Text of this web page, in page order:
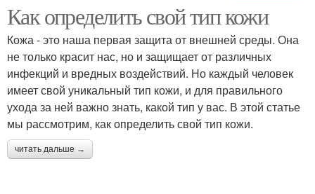
Продукты для ухода
Как определить свой тип кожи
Кожа - это наша первая защита от внешней среды. Она
не только красит нас, но и защищает от различных
инфекций и вредных воздействий. Но каждый человек
имеет свой уникальный тип кожи, и для правильного
ухода за ней важно знать, какой тип у вас. В этой статье
мы рассмотрим, как определить свой тип кожи.
читать дальше →